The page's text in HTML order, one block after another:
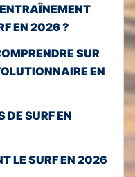
EN 2026 ?
SUR
EN
DE SURF EN
LE SURF EN 2026